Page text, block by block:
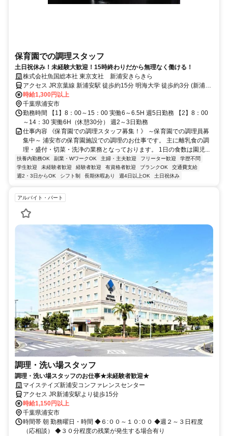
保育園での調理スタッフ
土日祝休み！未経験大歓迎！15時終わりだから無理なく働ける！
株式会社魚国総本社 東京支社 新浦安きらきら
アクセス JR京葉線 新浦安駅 徒歩約15分 明海大学 徒歩約3分 (新浦安
駅発のバス)
時給1,300円以上
千葉県浦安市
勤務時間 【1】8：00～15：00 実働6～6.5H 週5日勤務 【2】8：00
～14：30 実働6H（休憩30分） 週2～3日勤務
仕事内容 《保育園での調理スタッフ募集！》 ～保育園での調理員募
集中～ 浦安市の保育園施設での調理のお仕事です。 主に離乳食の調
理・盛付・切菜・洗浄の業務となっております。 1日の食数は園児...
扶養内勤務OK 副業・WワークOK 主婦・主夫歓迎 フリーター歓迎
学歴不問
学生歓迎
未経験者歓迎 経験者歓迎 有資格者歓迎 ブランクOK
交通費支給
週2・3日からOK
シフト制 長期休暇あり 週4日以上OK 土日祝休み
アルバイト・パート
調理・洗い場スタッフ
調理・洗い場スタッフのお仕事★未経験者歓迎★
マイステイズ新浦安コンファレンスセンター
アクセス JR新浦安駅より徒歩15分
時給1,150円以上
千葉県浦安市
時間帯 朝 勤務曜日・時間 ◆６:００～１０:００ ◆週２～３日程度
（応相談） ◆３０分程度の残業が発生する場合有り